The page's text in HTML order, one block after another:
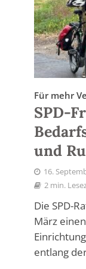
Für mehr
SPD-
und
16.
2 min.
Die SPD-
März
entlang